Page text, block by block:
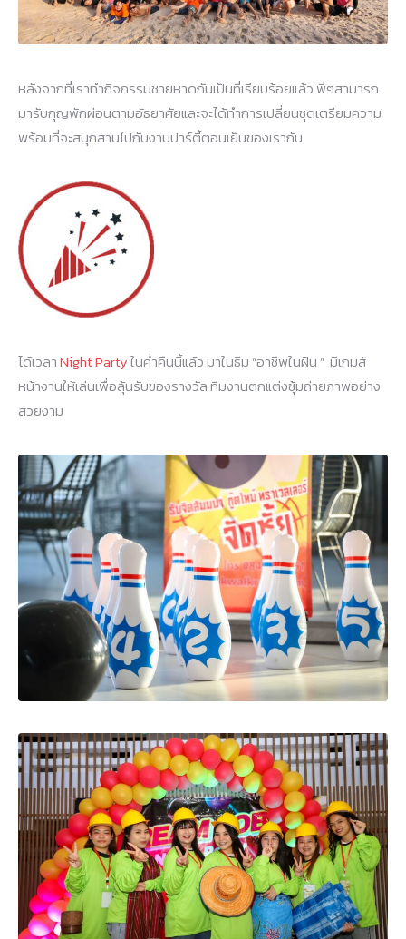
หลังจากที่เราทำกิจกรรมชายหาดกันเป็นที่เรียบร้อยแล้ว พี่ๆสามารถ
มารับกุญพักผ่อนตามอัธยาศัยและจะได้ทำการเปลี่ยนชุดเตรียมความ
พร้อมที่จะสนุกสานไปกับงานปาร์ตี้ตอนเย็นของเรากัน
ได้เวลาNight Partyในค่ำคืนนี้แล้ว มาในธีม “อาชีพในฝัน ” มีเกมส์
หน้างานให้เล่นเพื่อลุ้นรับของรางวัล ทีมงานตกแต่งซุ้มถ่ายภาพอย่าง
สวยงาม